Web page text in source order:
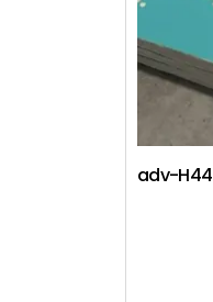
adv-